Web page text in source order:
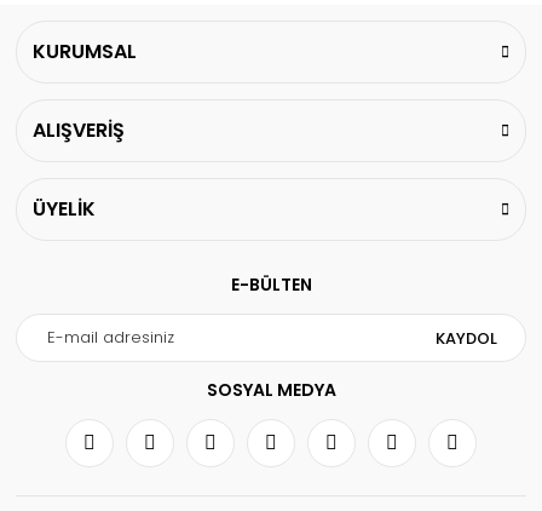
KURUMSAL
ALIŞVERİŞ
ÜYELİK
E-BÜLTEN
KAYDOL
SOSYAL MEDYA